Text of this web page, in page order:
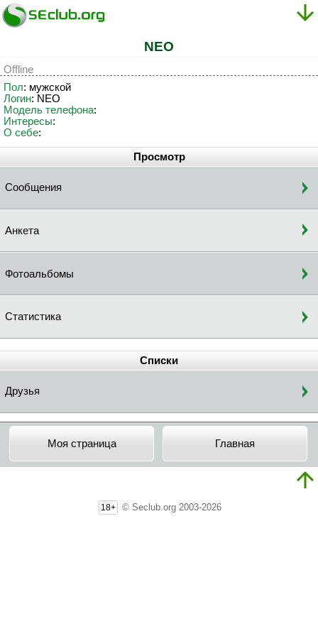
NEO
Offline
Пол: мужской
Логин: NEO
Модель телефона:
Интересы:
О себе:
Просмотр
Сообщения
Анкета
Фотоальбомы
Статистика
Списки
Друзья
Моя страница Главная
18+ © Seclub.org 2003-2026